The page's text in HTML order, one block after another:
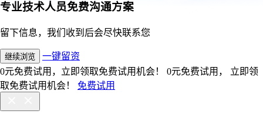
专业技术人员免费沟通方案
留下信息，我们收到后会尽快联系您
继续浏览
一键留资
0元免费试用，立即领取免费试用机会！
0元免费试用， 立即领
取免费试用机会！
免费试用